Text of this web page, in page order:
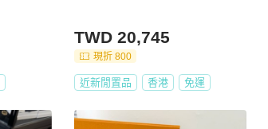
TWD 20,745
現折 800
近新閒置品 香港 免運